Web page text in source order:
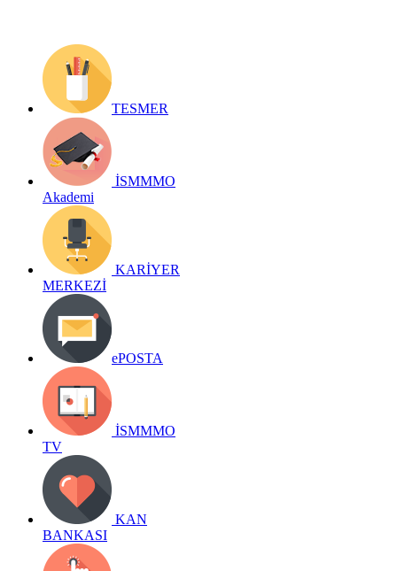
TESMER
İSMMMO
Akademi
KARİYER
MERKEZİ
ePOSTA
İSMMMO
TV
KAN
BANKASI